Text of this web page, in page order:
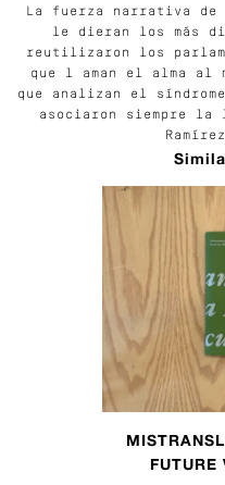
La fuerza narrativa
le dieran los más
reutilizaron los
que l aman el alma al
que analizan el
asociaron siempre
FUTURE